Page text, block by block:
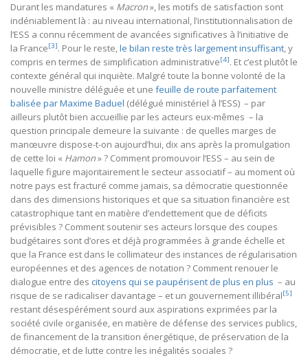
Durant les mandatures « Macron», les motifs de satisfaction sont
indéniablement là : au niveau international, l’institutionnalisation de
l’ESS a connu récemment de avancées significatives à l’initiative de
la France[3]. Pour le reste,le bilan reste très largement insuffisant, y
compris en termes de simplification administrative[4]. Et c’est plutôt le
contexte général qui inquiète. Malgré toute la bonne volonté de la
nouvelle ministre déléguée et une feuille de route parfaitement
balisée par Maxime Baduel (délégué ministériel à l’ESS) – par
ailleurs plutôt bien accueillie par les acteurs eux-mêmes – la
question principale demeure la suivante : de quelles marges de
manœuvre dispose-t-on aujourd’hui, dix ans après la promulgation
de cette loi « Hamon» ? Comment promouvoir l’ESS – au sein de
laquelle figure majoritairement le secteur associatif – au moment où
notre pays est fracturé comme jamais, sa démocratie questionnée
dans des dimensions historiques et que sa situation financière est
catastrophique tant en matière d’endettement que de déficits
prévisibles ? Comment soutenir ses acteurs lorsque des coupes
budgétaires sont d’ores et déjà programmées à grande échelle et
que la France est dans le collimateur des instances de régularisation
européennes et des agences de notation ? Comment renouer le
dialogue entre des citoyens qui se paupérisent de plus en plus – au
risque de se radicaliser davantage – et un gouvernement illibéral[5]
restant désespérément sourd aux aspirations exprimées par la
société civile organisée, en matière de défense des services publics,
de financement de la transition énergétique, de préservation de la
démocratie, et de lutte contre les inégalités sociales ?